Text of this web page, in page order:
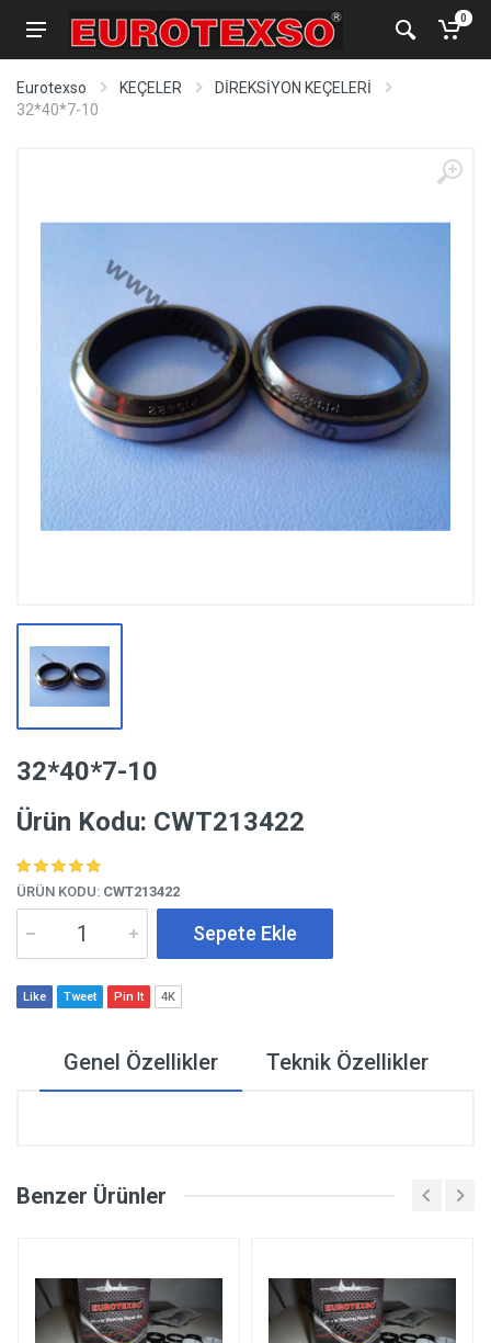
0
Eurotexso KEÇELER
DİREKSİYON KEÇELERİ
32*40*7-10
32*40*7-10
Ürün Kodu: CWT213422
ÜRÜN KODU: CWT213422
Sepete Ekle
Like Tweet Pin It 4K
Genel Özellikler Teknik Özellikler
Benzer Ürünler